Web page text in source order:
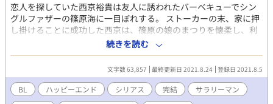
恋人を探していた西京裕貴は友人に誘われたバーベキューでシン
グルファザーの篠原海に一目ぼれする。 ストーカーの末、家に押
し掛けることに成功した西京は、篠原の娘のまつりを懐柔し、利
害の一致の末、ある理由から警察に通報できない篠原の弱みに付
け込み、奇妙で歪な家族関係を構成することに成功する。 一方篠
原は、半年前から続く西京ではない別のストーカーからの無言電
話に頭を悩ませていた。西京が家に入り浸るようになってから、
「声」まで使うようになったストーカーに、西京と篠原は犯人特
定のために思案を巡らせる。 犯人は篠原の周りにいる人間、とア
続きを読む
文字数 63,857 最終更新日 2021.8.24 登録日 2021.8.5
BL ハッピーエンド シリアス 完結
サラリーマン